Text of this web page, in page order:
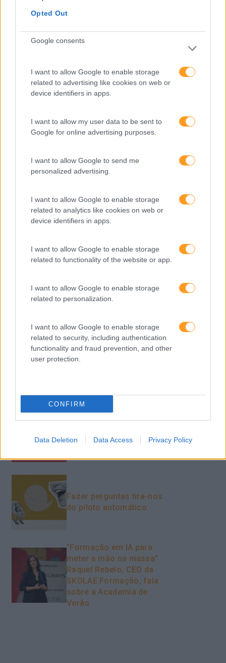
Opted Out
Google consents
I want to allow Google to enable storage
related to advertising like cookies on web or
device identifiers in apps.
I want to allow my user data to be sent to
Google for online advertising purposes.
I want to allow Google to send me
personalized advertising.
I want to allow Google to enable storage
related to analytics like cookies on web or
device identifiers in apps.
I want to allow Google to enable storage
related to functionality of the website or app.
I want to allow Google to enable storage
related to personalization.
I want to allow Google to enable storage
related to security, including authentication
functionality and fraud prevention, and other
user protection.
CONFIRM
Data Deletion Data Access Privacy Policy
Mudança
Pessoas
Recursos Humanos
Sem Categoria
Team Building
Vendas E Negociação
Recentes
Feedback fora do
calendário
Como usar a escuta
ativa para reter talento,
O futuro dos líderes é
decidir com base em
dados e os dados
exigem pensamento
crítico
Fazer perguntas tira-nos
do piloto automático
“Formação em IA para
meter a mão na massa”
Raquel Rebelo, CEO da
SKOLAE Formação, fala
sobre a Academia de
Verão